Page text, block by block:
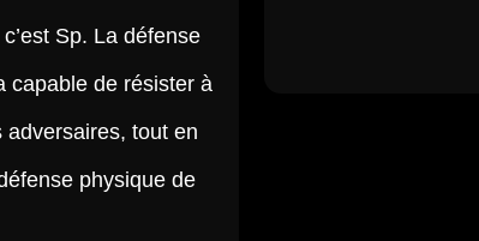
Sp. La défense
capable de résister à
tout en
physique de